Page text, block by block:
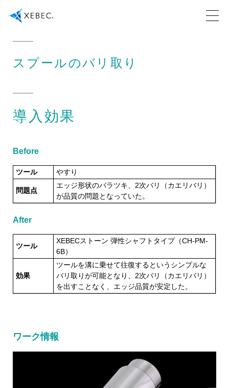
スプールのバリ取り
導入効果
Before
ツール やすり
問題点
エッジ形状のバラツキ、2次バリ（カエリバリ）
が品質の問題となっていた。
After
ツール
XEBECストーン 弾性シャフトタイプ（CH-PM-
6B）
効果
ツールを溝に乗せて往復するというシンプルな
バリ取りが可能となり、2次バリ（カエリバリ）
を出すことなく、エッジ品質が安定した。
ワーク情報